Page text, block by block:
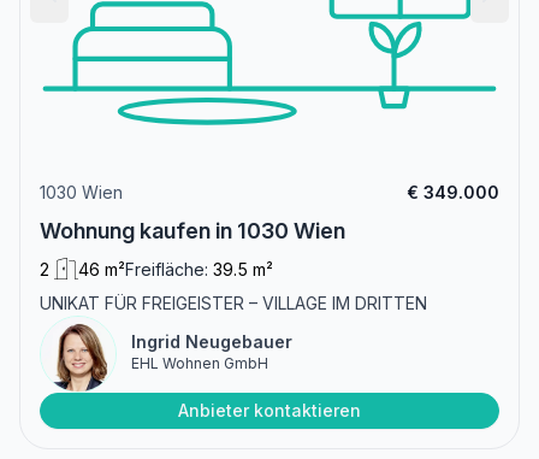
1030 Wien € 349.000
Wohnung kaufen in 1030 Wien
2 46 m²Freifläche: 39.5 m²
UNIKAT FÜR FREIGEISTER – VILLAGE IM DRITTEN
Ingrid Neugebauer
EHL Wohnen GmbH
Anbieter kontaktieren